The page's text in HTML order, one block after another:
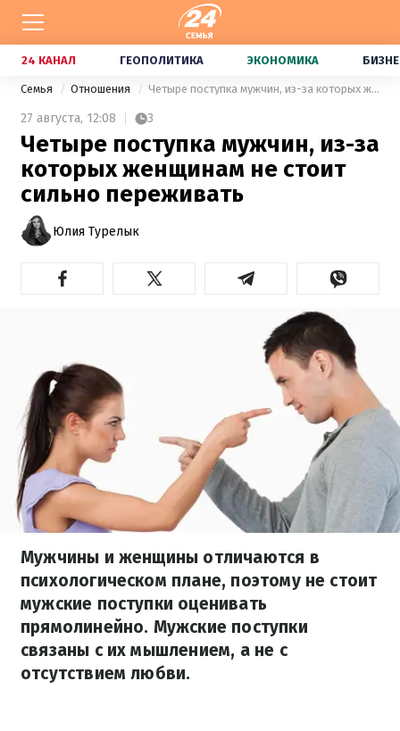
24 КАНАЛ ГЕОПОЛИТИКА ЭКОНОМИКА
Семья Отношения Четыре поступка мужчин, из-за которых женщинам не стоит сильно переживать
27 августа, 12:08 3
Четыре поступка мужчин, из-за
которых женщинам не стоит
сильно переживать
Юлия Турелык
Мужчины и женщины отличаются в
психологическом плане, поэтому не стоит
мужские поступки оценивать
прямолинейно. Мужские поступки
связаны с их мышлением, а не с
отсутствием любви.